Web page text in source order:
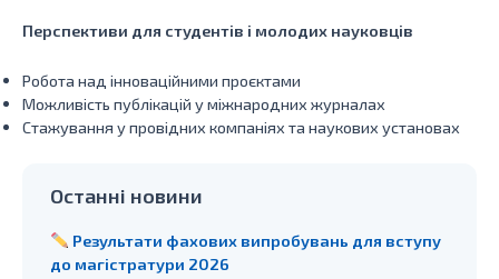
Перспективи для студентів і молодих науковців
Робота над інноваційними проєктами
Можливість публікацій у міжнародних журналах
Стажування у провідних компаніях та наукових установах
Останні новини
Результати фахових випробувань для вступу
до магістратури 2026